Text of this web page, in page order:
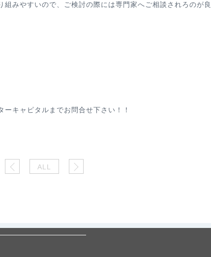
組みやすいので、ご検討の際には専門家へご相談されろのが
キャピタルまでお問合せ下さい！！
ALL